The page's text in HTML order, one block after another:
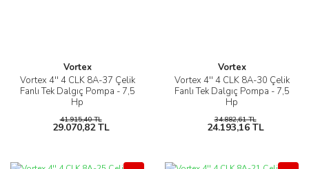
Vortex
Vortex 4'' 4 CLK 8A-37 Çelik
Fanlı Tek Dalgıç Pompa - 7,5
Hp
41.915,40 TL
29.070,82 TL
Vortex
Vortex 4'' 4 CLK 8A-30 Çelik
Fanlı Tek Dalgıç Pompa - 7,5
Hp
34.882,61 TL
24.193,16 TL